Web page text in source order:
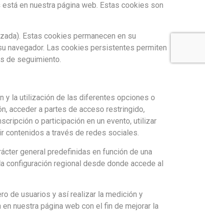
en nuestra página web. Estas cookies son
Estas cookies permanecen en su
navegador. Las cookies persistentes permiten
de seguimiento.
y la utilización de las diferentes opciones o
acceder a partes de acceso restringido,
o participación en un evento, utilizar
contenidos a través de redes sociales.
general predefinidas en función de una
configuración regional desde donde accede al
de usuarios y así realizar la medición y
nuestra página web con el fin de mejorar la